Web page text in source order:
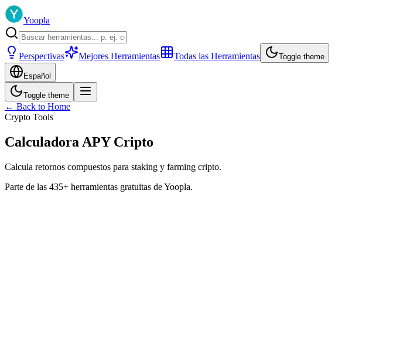
Yoopla
Perspectivas Mejores Herramientas Todas las Herramientas Toggle theme
Español
Toggle theme
← Back to Home
Crypto Tools
Calculadora APY Cripto
Calcula retornos compuestos para staking y farming cripto.
Parte de las 435+ herramientas gratuitas de Yoopla.